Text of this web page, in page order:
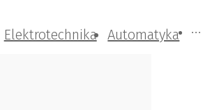
Elektrotechnika Automatyka
IT